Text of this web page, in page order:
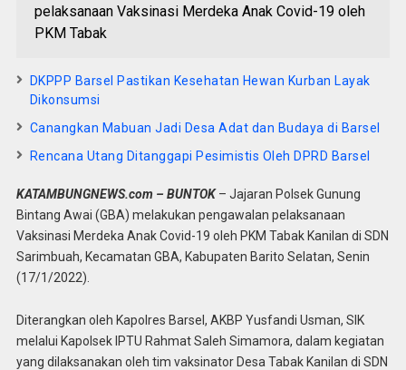
pelaksanaan Vaksinasi Merdeka Anak Covid-19 oleh
PKM Tabak
DKPPP Barsel Pastikan Kesehatan Hewan Kurban Layak
Dikonsumsi
Canangkan Mabuan Jadi Desa Adat dan Budaya di Barsel
Rencana Utang Ditanggapi Pesimistis Oleh DPRD Barsel
KATAMBUNGNEWS.com – BUNTOK– Jajaran Polsek Gunung
Bintang Awai (GBA) melakukan pengawalan pelaksanaan
Vaksinasi Merdeka Anak Covid-19 oleh PKM Tabak Kanilan di SDN
Sarimbuah, Kecamatan GBA, Kabupaten Barito Selatan, Senin
(17/1/2022).
Diterangkan oleh Kapolres Barsel, AKBP Yusfandi Usman, SIK
melalui Kapolsek IPTU Rahmat Saleh Simamora, dalam kegiatan
yang dilaksanakan oleh tim vaksinator Desa Tabak Kanilan di SDN